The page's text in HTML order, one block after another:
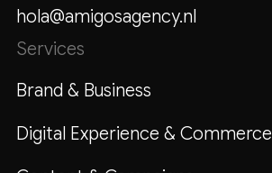
hola@amigosagency.nl
Services
Brand & Business
Digital Experience & Commerce